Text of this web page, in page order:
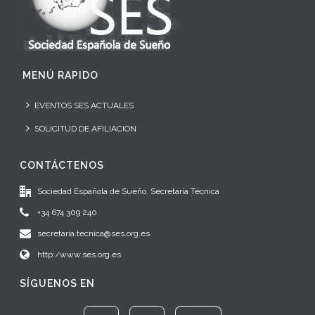
MENÚ RAPIDO
EVENTOS SES ACTUALES
SOLICITUD DE AFILIACION
CONTÁCTENOS
Sociedad Española de Sueño. Secretaría Técnica
+34 674 309 240
secretaria.tecnica@ses.org.es
http:/www.ses.org.es
SÍGUENOS EN